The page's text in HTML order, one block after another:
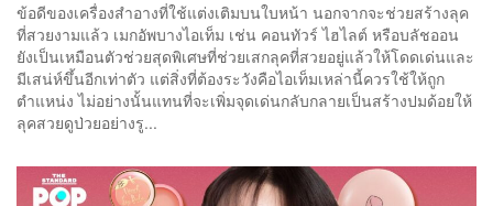
ข้อดีของเครื่องสำอางที่ใช้แต่งเติมบนใบหน้า นอกจากจะช่วยสร้างลุค
ที่สวยงามแล้ว เมกอัพบางไอเท็ม เช่น คอนทัวร์ ไฮไลต์ หรือบลัชออน
ยังเป็นเหมือนตัวช่วยสุดพิเศษที่ช่วยเสกลุคที่สวยอยู่แล้วให้โดดเด่นและ
มีเสน่ห์ขึ้นอีกเท่าตัว แต่สิ่งที่ต้องระวังคือไอเท็มเหล่านี้ควรใช้ให้ถูก
ตำแหน่ง ไม่อย่างนั้นแทนที่จะเพิ่มจุดเด่นกลับกลายเป็นสร้างปมด้อยให้
ลุคสวยดูป่วยอย่างรู...